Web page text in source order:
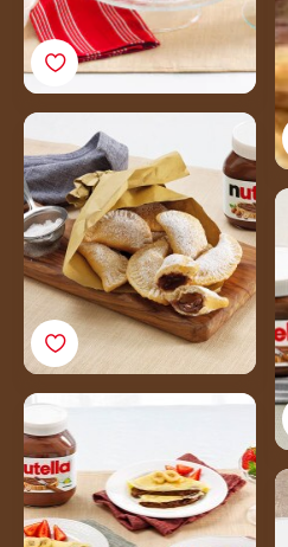
Nutella® filling
Crepes with Nutella®